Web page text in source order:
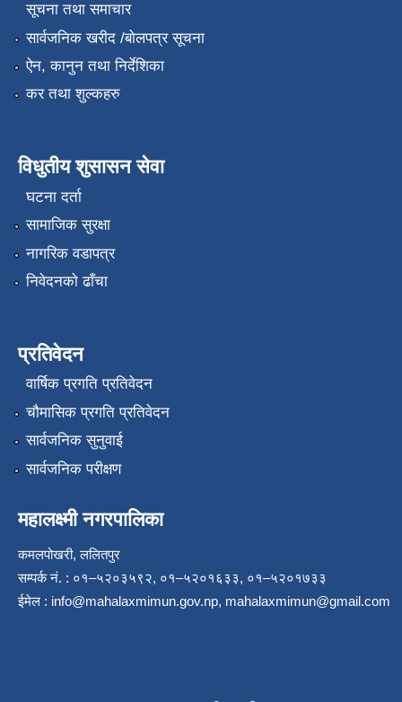
सूचना तथा समाचार
सार्वजनिक खरीद /बोलपत्र सूचना
ऐन, कानुन तथा निर्देशिका
कर तथा शुल्कहरु
विधुतीय शुसासन सेवा
घटना दर्ता
सामाजिक सुरक्षा
नागरिक वडापत्र
निवेदनको ढाँचा
प्रतिवेदन
वार्षिक प्रगति प्रतिवेदन
चौमासिक प्रगति प्रतिवेदन
सार्वजनिक सुनुवाई
सार्वजनिक परीक्षण
महालक्ष्मी नगरपालिका
कमलपोखरी, ललितपुर
सम्पर्क नं. : ०१–५२०३५९२, ०१–५२०१६३३, ०१–५२०१७३३
ईमेल : info@mahalaxmimun.gov.np, mahalaxmimun@gmail.com